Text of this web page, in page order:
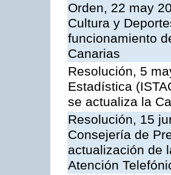
Orden, 22 may
Cultura y
funcionamiento
Canarias
Resolución, 5
Estadística
se actualiza la
Resolución, 15
Consejería de
actualización de
Atención